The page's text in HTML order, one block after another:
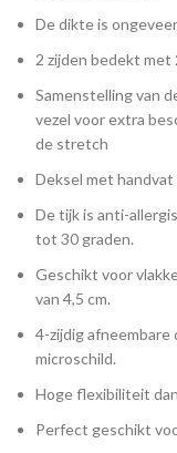
De dikte is
2 zijden bedekt met
Samenstelling van
vezel voor extra
de stretch
Deksel met handvat
De tijk is anti-
tot 30 graden.
Geschikt voor
van 4,5 cm.
4-zijdig
microschild.
Hoge flexibiliteit
Perfect geschikt